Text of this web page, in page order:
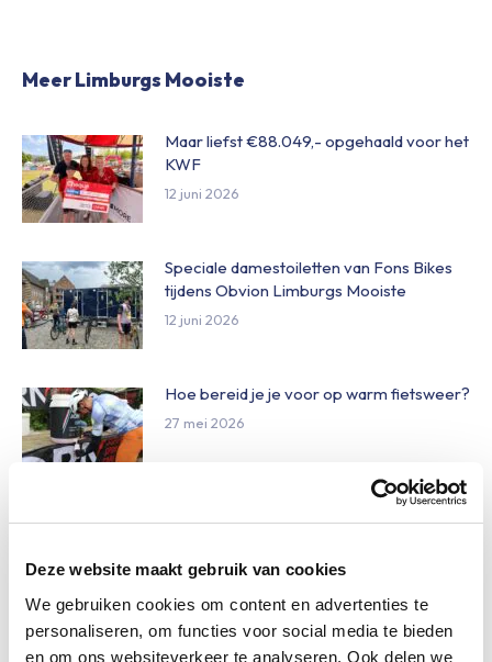
Deze website maakt gebruik van cookies
We gebruiken cookies om content en advertenties te
personaliseren, om functies voor social media te bieden
en om ons websiteverkeer te analyseren. Ook delen we
Meer Limburgs Mooiste
Maar liefst €88.049,- opgehaald voor het
KWF
12 juni 2026
Speciale damestoiletten van Fons Bikes
tijdens Obvion Limburgs Mooiste
12 juni 2026
Hoe bereid je je voor op warm fietsweer?
27 mei 2026
Wat te doen bij verschillende
27 mei 2026
Daginschrijvingen Obvion Limburgs